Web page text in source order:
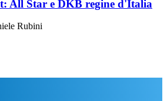
All Star e DKB regine d'Italia
Rubini